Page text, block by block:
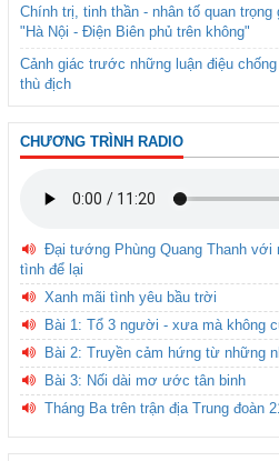
Chính trị, tinh thần - nhân tố quan trọng
"Hà Nội - Điện Biên phủ trên không"
Cảnh giác trước những luận điệu
thù địch
CHƯƠNG TRÌNH RADIO
Đại tướng Phùng Quang Thanh với
tình để lại
Xanh mãi tình yêu bầu trời
Bài 1: Tổ 3 người - xưa mà không
Bài 2: Truyền cảm hứng từ những
Bài 3: Nối dài mơ ước tân binh
Tháng Ba trên trận địa Trung đoàn